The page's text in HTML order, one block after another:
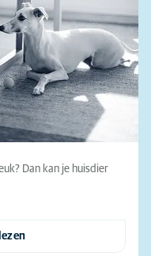
Dan kan je huisdier